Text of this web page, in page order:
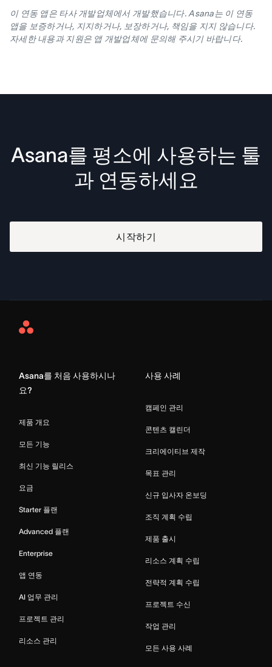
이 연동 앱은 타사 개발업체에서 개발했습니다. Asana는 이 연동
앱을 보증하거나, 지지하거나, 보장하거나, 책임을 지지 않습니다.
자세한 내용과 지원은 앱 개발업체에 문의해 주시기 바랍니다.
Asana를 평소에 사용하는 툴
과 연동하세요
시작하기
Asana
Asana를 처음 사용하시나
요?
제품 개요
모든 기능
최신 기능 릴리스
요금
Starter 플랜
Advanced 플랜
Enterprise
앱 연동
AI 업무 관리
프로젝트 관리
리소스 관리
사용 사례
캠페인 관리
콘텐츠 캘린더
크리에이티브 제작
목표 관리
신규 입사자 온보딩
조직 계획 수립
제품 출시
리소스 계획 수립
전략적 계획 수립
프로젝트 수신
작업 관리
모든 사용 사례